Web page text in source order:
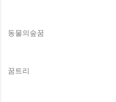
동물의숲꿈
꿈트리